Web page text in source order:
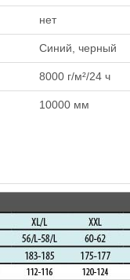
нет
Синий, черный
8000 г/м²/24 ч
10000 мм